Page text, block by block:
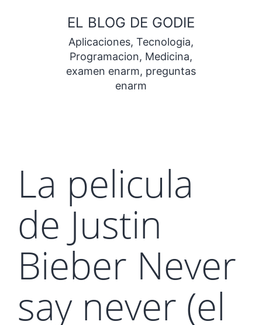
contenido
EL BLOG DE GODIE
Aplicaciones, Tecnologia,
Programacion, Medicina,
examen enarm, preguntas
enarm
La pelicula
de Justin
Bieber Never
say never (el